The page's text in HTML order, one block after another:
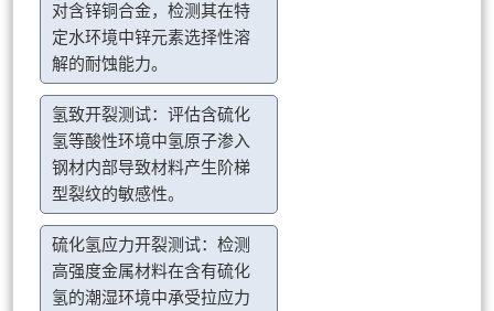
对含锌铜合金，检测其在特
定水环境中锌元素选择性溶
解的耐蚀能力。
氢致开裂测试：评估含硫化
氢等酸性环境中氢原子渗入
钢材内部导致材料产生阶梯
型裂纹的敏感性。
硫化氢应力开裂测试：检测
高强度金属材料在含有硫化
氢的潮湿环境中承受拉应力